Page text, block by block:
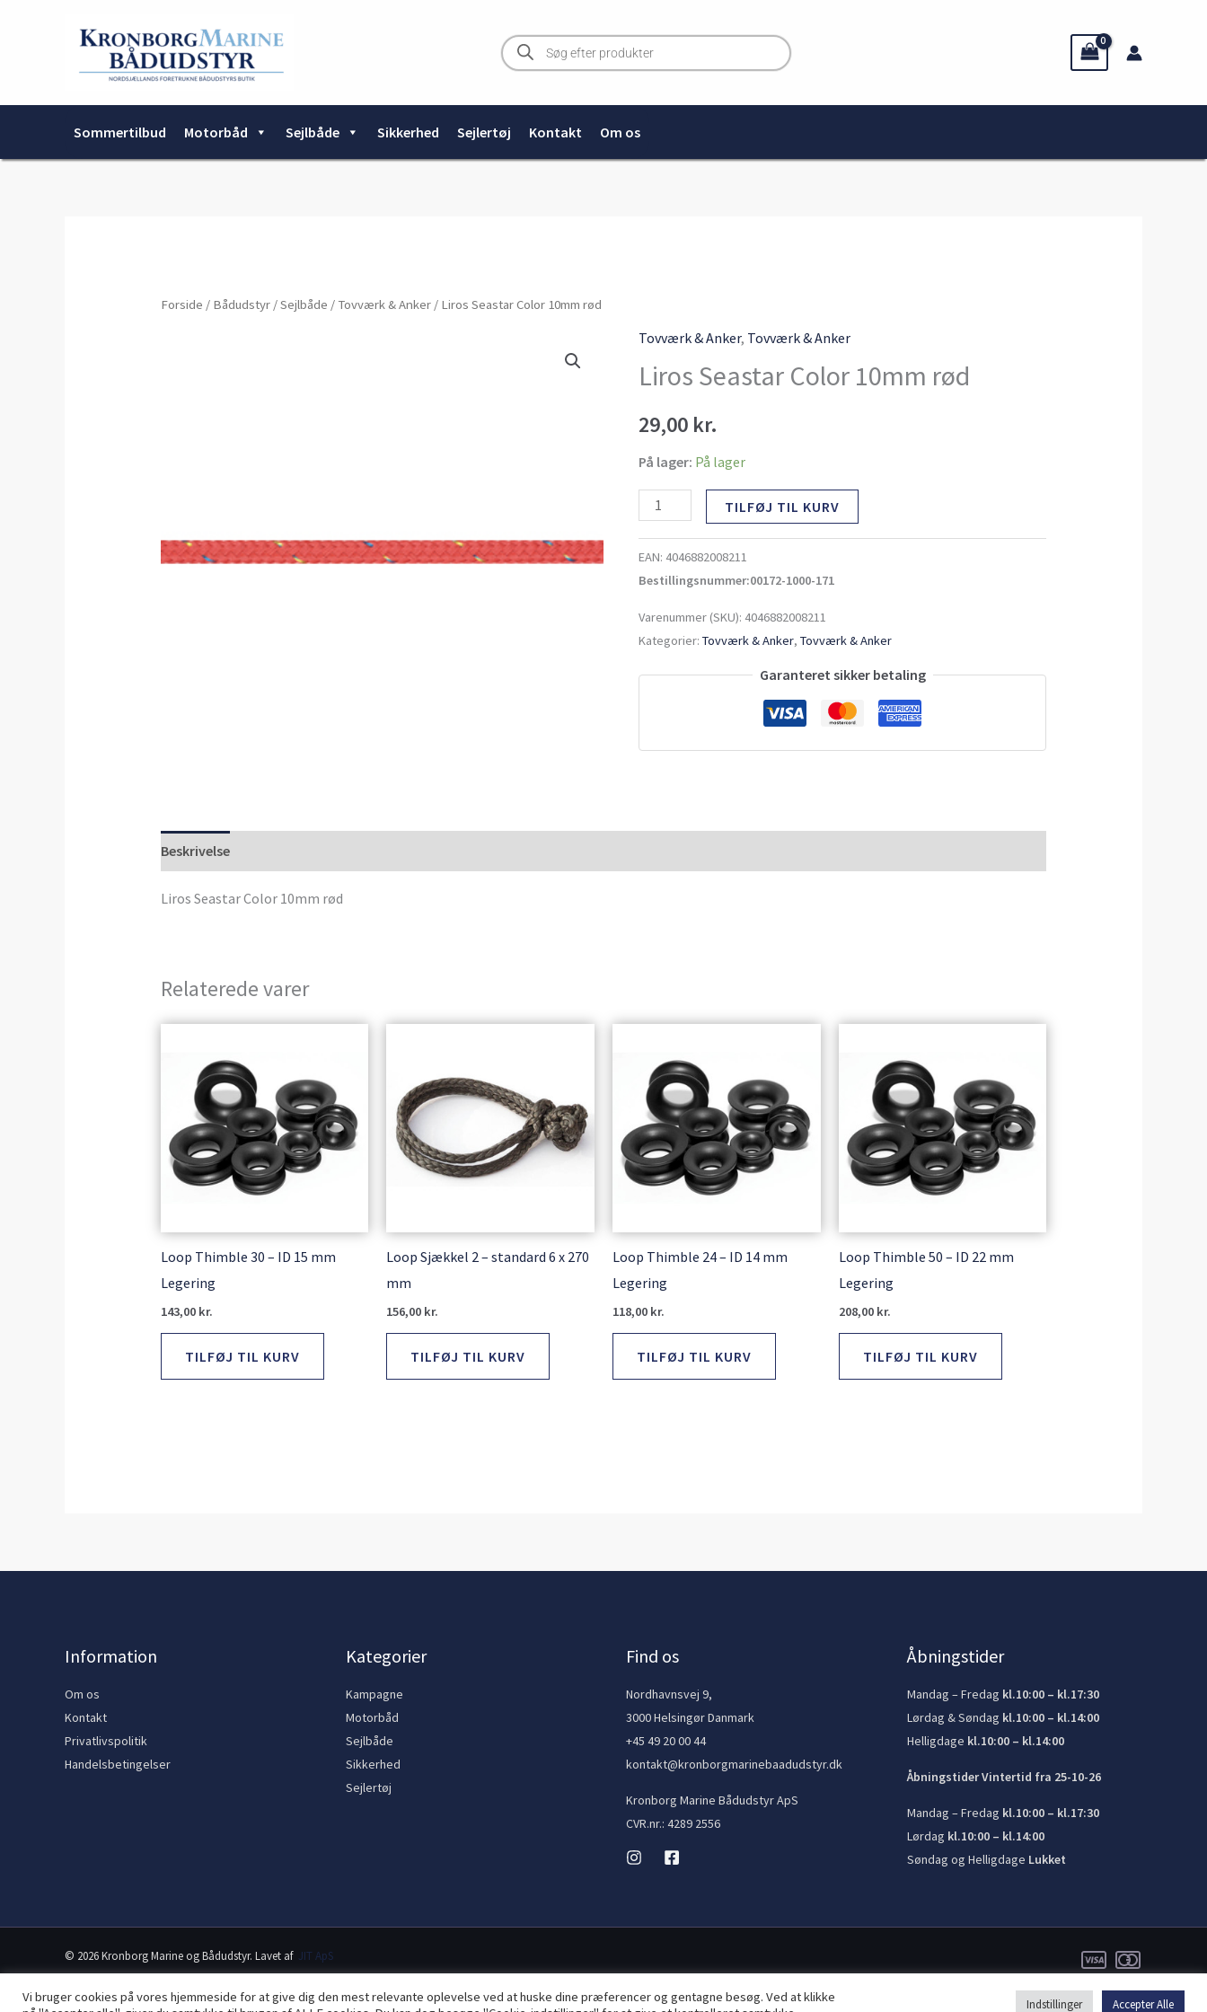
Products
search
Sommertilbud Motorbåd Sejlbåde Sikkerhed Sejlertøj Kontakt Om os
Forside / Bådudstyr/Sejlbåde / Tovværk & Anker/ Liros Seastar Color 10mm rød
Tovværk & Anker, Tovværk & Anker
Liros Seastar Color 10mm rød
29,00 kr.
På lager: På lager
Seastar
10mm
antal
TILFØJ TIL KURV
EAN: 4046882008211
Bestillingsnummer:00172-1000-171
Varenummer (SKU): 4046882008211
Kategorier:Tovværk & Anker,Tovværk & Anker
Garanteret sikker betaling
Beskrivelse
Liros Seastar Color 10mm rød
Relaterede varer
Loop Thimble 30 – ID 15 mm
Legering
143,00 kr.
TILFØJ TIL KURV
Loop Sjækkel 2 – standard 6 x 270
mm
156,00 kr.
TILFØJ TIL KURV
Loop Thimble 24 – ID 14 mm
Legering
118,00 kr.
TILFØJ TIL KURV
Loop Thimble 50 – ID 22 mm
Legering
208,00 kr.
TILFØJ TIL KURV
Information
Om os
Kontakt
Privatlivspolitik
Handelsbetingelser
Kategorier
Kampagne
Motorbåd
Sejlbåde
Sikkerhed
Sejlertøj
Find os
Nordhavnsvej 9,
3000 Helsingør Danmark
+45 49 20 00 44
kontakt@kronborgmarinebaadudstyr.dk
Kronborg Marine Bådudstyr ApS
CVR.nr.: 4289 2556
Åbningstider
Mandag – Fredag kl.10:00 – kl.17:30
Lørdag & Søndag kl.10:00 – kl.14:00
Helligdage kl.10:00 – kl.14:00
Åbningstider Vintertid fra 25-10-26
Mandag – Fredag kl.10:00 – kl.17:30
Lørdag kl.10:00 – kl.14:00
Søndag og Helligdage Lukket
© 2026 Kronborg Marine og Bådudstyr. Lavet af JIT ApS
Vi bruger cookies på vores hjemmeside for at give dig den mest relevante oplevelse ved at huske dine præferencer og gentagne besøg. Ved at klikke
Indstillinger Accepter Alle